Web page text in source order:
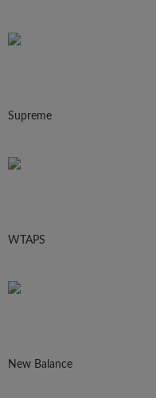
Supreme
WTAPS
New Balance